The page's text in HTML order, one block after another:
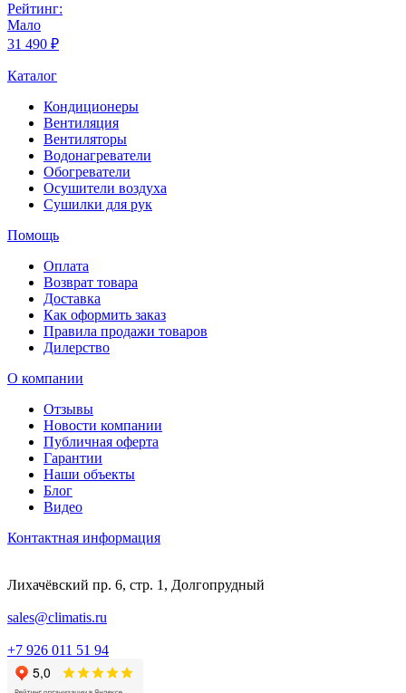
Рейтинг:
Мало
31 490 ₽
Каталог
Кондиционеры
Вентиляция
Вентиляторы
Водонагреватели
Обогреватели
Осушители воздуха
Сушилки для рук
Помощь
Оплата
Возврат товара
Доставка
Как оформить заказ
Правила продажи товаров
Дилерство
О компании
Отзывы
Новости компании
Публичная оферта
Гарантии
Наши объекты
Блог
Видео
Контактная информация
Лихачёвский пр. 6, стр. 1, Долгопрудный
sales@climatis.ru
+7 926 011 51 94